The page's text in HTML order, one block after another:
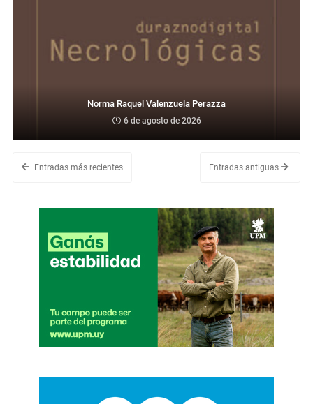
Norma Raquel Valenzuela Perazza
6 de agosto de 2026
Entradas más recientes Entradas antiguas